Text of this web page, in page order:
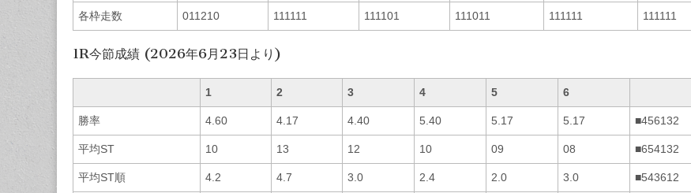
各枠走数 011210 111111 111101 111011 111111 111111
1R今節成績 (2026年6月23日より)
1 2 3 4 5 6
勝率 4.60 4.17 4.40 5.40 5.17 5.17 ■456132
平均ST 10 13 12 10 09 08 ■654132
平均ST順 4.2 4.7 3.0 2.4 2.0 3.0 ■543612